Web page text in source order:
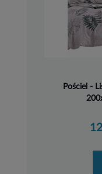
Pościel -